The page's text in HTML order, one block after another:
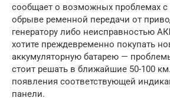
сообщает о возможных проблемах с
обрыве ременной передачи от
генератору либо неисправностью
хотите преждевременно покупать
аккумуляторную батарею —
стоит решать в ближайшие 50-100
появления соответствующей
панели.